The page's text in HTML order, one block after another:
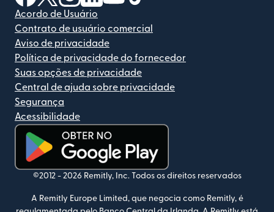
Acordo de Usuário
Contrato de usuário comercial
Aviso de privacidade
Política de privacidade do fornecedor
Suas opções de privacidade
Central de ajuda sobre privacidade
Segurança
Acessibilidade
(abre em uma nova janela)
©2012 - 2026 Remitly, Inc. Todos os direitos reservados
A Remitly Europe Limited, que negocia como Remitly, é